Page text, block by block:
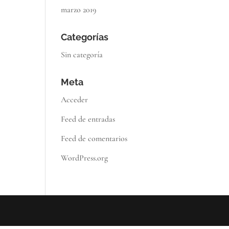
marzo 2019
Categorías
Sin categoría
Meta
Acceder
Feed de entradas
Feed de comentarios
WordPress.org